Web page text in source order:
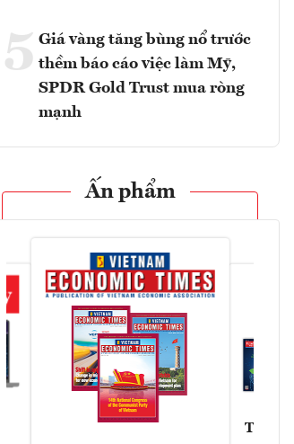
5 Giá vàng tăng bùng nổ trước
thềm báo cáo việc làm Mỹ,
SPDR Gold Trust mua ròng
mạnh
Ấn phẩm
Tạp